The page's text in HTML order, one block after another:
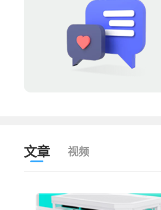
文章 视频